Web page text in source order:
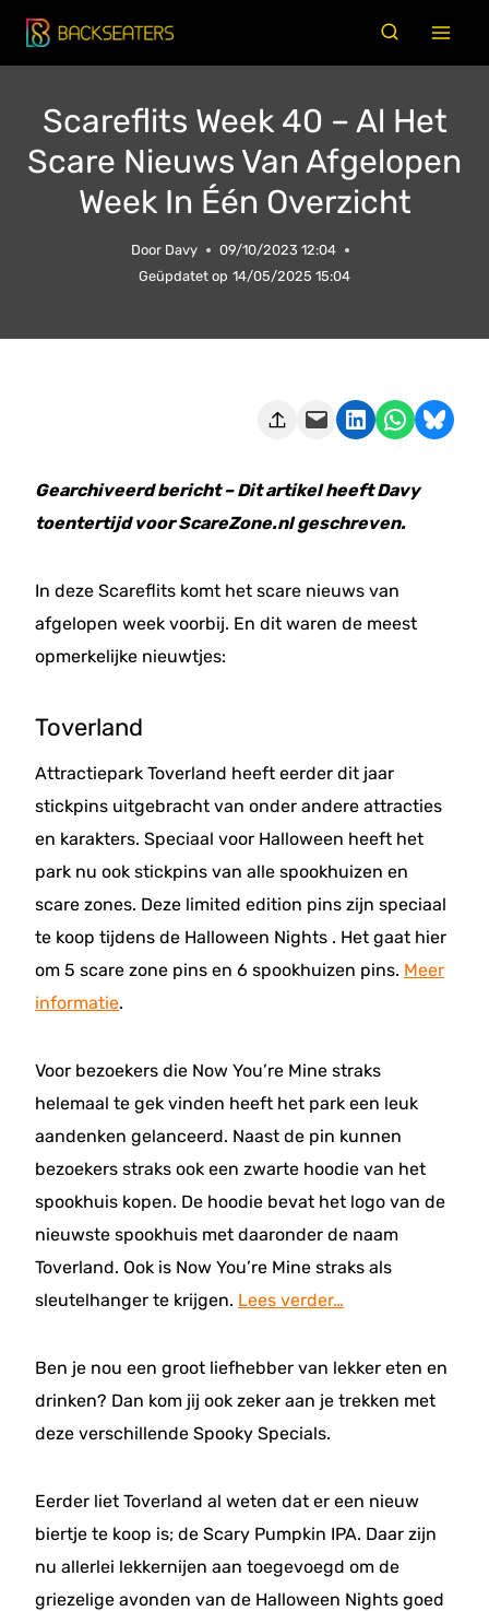
Doorgaan
naar
Scareflits Week 40 – Al Het
Scare Nieuws Van Afgelopen
Week In Één Overzicht
Door Davy
09/10/2023 12:04
Geüpdatet op 14/05/2025 15:04
Deze pagina e-mailen Delen op LinkedIn Delen via WhatsApp Share on Bluesky
Gearchiveerd bericht – Dit artikel heeft Davy
toentertijd voor ScareZone.nl geschreven.
In deze Scareflits komt het scare nieuws van
afgelopen week voorbij. En dit waren de meest
opmerkelijke nieuwtjes:
Toverland
Attractiepark Toverland heeft eerder dit jaar
stickpins uitgebracht van onder andere attracties
en karakters. Speciaal voor Halloween heeft het
park nu ook stickpins van alle spookhuizen en
scare zones. Deze limited edition pins zijn speciaal
te koop tijdens de Halloween Nights . Het gaat hier
om 5 scare zone pins en 6 spookhuizen pins. Meer
informatie.
Voor bezoekers die Now You’re Mine straks
helemaal te gek vinden heeft het park een leuk
aandenken gelanceerd. Naast de pin kunnen
bezoekers straks ook een zwarte hoodie van het
spookhuis kopen. De hoodie bevat het logo van de
nieuwste spookhuis met daaronder de naam
Toverland. Ook is Now You’re Mine straks als
sleutelhanger te krijgen. Lees verder…
Ben je nou een groot liefhebber van lekker eten en
drinken? Dan kom jij ook zeker aan je trekken met
deze verschillende Spooky Specials.
Eerder liet Toverland al weten dat er een nieuw
biertje te koop is; de Scary Pumpkin IPA. Daar zijn
nu allerlei lekkernijen aan toegevoegd om de
griezelige avonden van de Halloween Nights goed